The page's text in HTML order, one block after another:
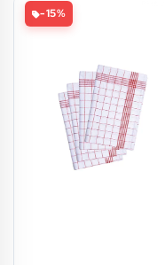
-15%